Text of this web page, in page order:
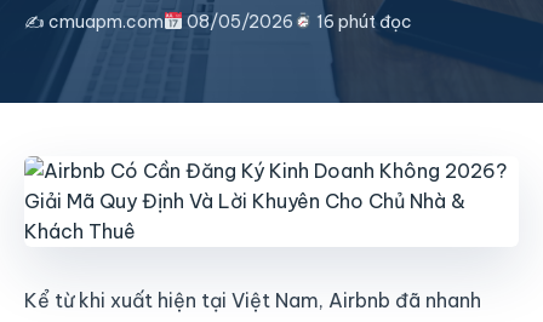
✍️ cmuapm.com 08/05/2026 16 phút đọc
Kể từ khi xuất hiện tại Việt Nam, Airbnb đã nhanh